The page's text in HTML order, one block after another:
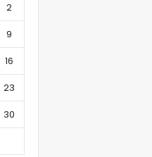
2
9
16
23
30